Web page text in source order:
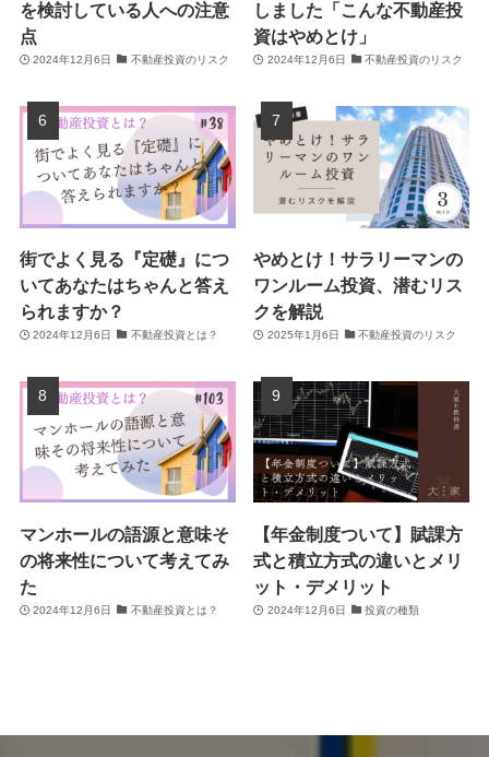
を検討している人への注意
点
2024年12月6日 不動産投資のリスク
しました「こんな不動産投
資はやめとけ」
2024年12月6日 不動産投資のリスク
街でよく見る『定礎』につ
いてあなたはちゃんと答え
られますか？
2024年12月6日 不動産投資とは？
やめとけ！サラリーマンの
ワンルーム投資、潜むリス
クを解説
2025年1月6日 不動産投資のリスク
マンホールの語源と意味そ
の将来性について考えてみ
た
2024年12月6日 不動産投資とは？
【年金制度ついて】賦課方
式と積立方式の違いとメリ
ット・デメリット
2024年12月6日 投資の種類